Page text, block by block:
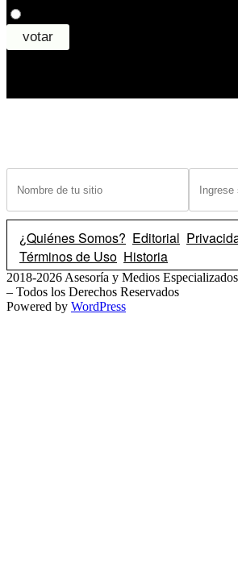
¿Quiénes Somos? Editorial
Términos de Uso Historia
2018-2026 Asesoría y Medios
– Todos los Derechos Reservados
Powered by WordPress